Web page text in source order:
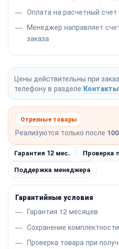
Оплата на расчетный счет
Менеджер направляет
заказа
Цены действительны при
телефону в разделе Контакты
Отрезные товары
Реализуются только после
Гарантия 12 мес.
Проверка
Поддержка менеджера
Гарантийные условия
Гарантия 12 месяцев
Сохранение
Проверка товара при